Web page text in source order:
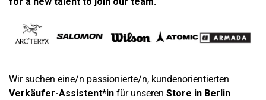
Wir suchen eine/n passionierte/n, kundenorientierten
Verkäufer-Assistent*in für unseren Store in Berlin